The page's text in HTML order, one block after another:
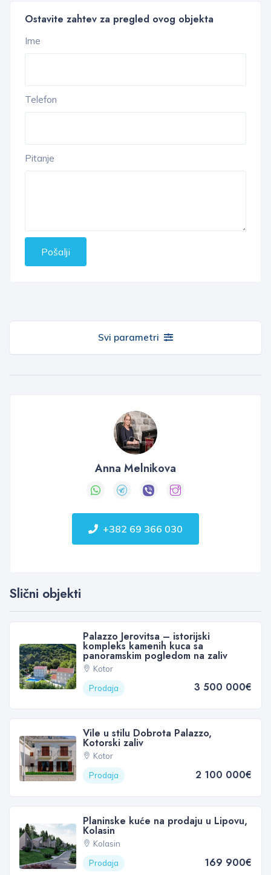
Ostavite zahtev za pregled ovog objekta
Ime
Telefon
Pitanje
Pošalji
Svi parametri
Anna Melnikova
+382 69 366 030
Slični objekti
Palazzo Jerovitsa – istorijski
kompleks kamenih kuca sa
panoramskim pogledom na zaliv
Kotor
Prodaja
3 500 000€
Vile u stilu Dobrota Palazzo,
Kotorski zaliv
Kotor
Prodaja
2 100 000€
Planinske kuće na prodaju u Lipovu,
Kolasin
Kolasin
Prodaja
169 900€